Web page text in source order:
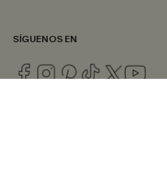
SÍGUENOS EN